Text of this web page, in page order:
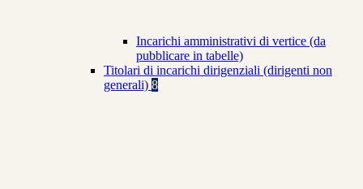
Incarichi amministrativi di vertice (da
pubblicare in tabelle)
Titolari di incarichi dirigenziali (dirigenti non
generali) 8